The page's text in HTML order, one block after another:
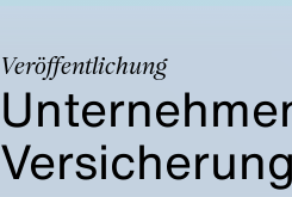
Veröffentlichung